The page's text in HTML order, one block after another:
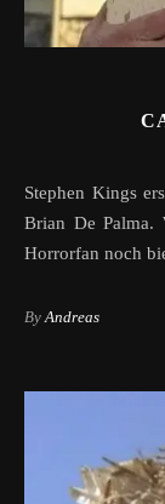
Stephen Kings erster Erfolgsroman inszeniert vom recht jungen
Brian De Palma.
Horrorfan noch
By Andreas